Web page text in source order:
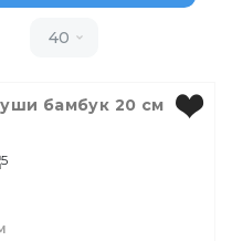
40
бамбук 20 см